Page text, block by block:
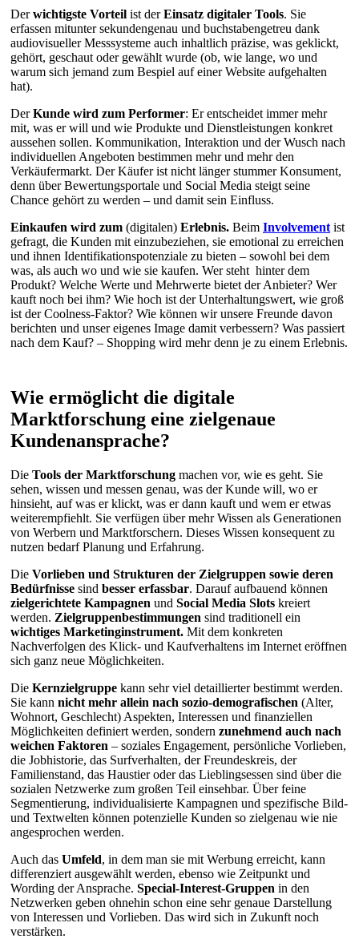
Derwichtigste Vorteil ist derEinsatz digitaler Tools. Sie
erfassen mitunter sekundengenau und buchstabengetreu dank
audiovisueller Messsysteme auch inhaltlich präzise, was geklickt,
gehört, geschaut oder gewählt wurde (ob, wie lange, wo und
warum sich jemand zum Bespiel auf einer Website aufgehalten
hat).
DerKunde wird zum Performer: Er entscheidet immer mehr
mit, was er will und wie Produkte und Dienstleistungen konkret
aussehen sollen. Kommunikation, Interaktion und der Wusch nach
individuellen Angeboten bestimmen mehr und mehr den
Verkäufermarkt. Der Käufer ist nicht länger stummer Konsument,
denn über Bewertungsportale und Social Media steigt seine
Chance gehört zu werden – und damit sein Einfluss.
Einkaufen wird zum (digitalen) Erlebnis. Beim Involvement ist
gefragt, die Kunden mit einzubeziehen, sie emotional zu erreichen
und ihnen Identifikationspotenziale zu bieten – sowohl bei dem
was, als auch wo und wie sie kaufen. Wer steht hinter dem
Produkt? Welche Werte und Mehrwerte bietet der Anbieter? Wer
kauft noch bei ihm? Wie hoch ist der Unterhaltungswert, wie groß
ist der Coolness-Faktor? Wie können wir unsere Freunde davon
berichten und unser eigenes Image damit verbessern? Was passiert
nach dem Kauf? – Shopping wird mehr denn je zu einem Erlebnis.
Wie ermöglicht die digitale
Marktforschung eine zielgenaue
Kundenansprache?
Die Tools der Marktforschung machen vor, wie es geht. Sie
sehen, wissen und messen genau, was der Kunde will, wo er
hinsieht, auf was er klickt, was er dann kauft und wem er etwas
weiterempfiehlt. Sie verfügen über mehr Wissen als Generationen
von Werbern und Marktforschern. Dieses Wissen konsequent zu
nutzen bedarf Planung und Erfahrung.
Die Vorlieben und Strukturen der Zielgruppen sowie deren
Bedürfnisse sind besser erfassbar. Darauf aufbauend können
zielgerichtete Kampagnen und Social Media Slots kreiert
werden. Zielgruppenbestimmungen sind traditionell ein
wichtiges Marketinginstrument. Mit dem konkreten
Nachverfolgen des Klick- und Kaufverhaltens im Internet eröffnen
sich ganz neue Möglichkeiten.
Die Kernzielgruppe kann sehr viel detaillierter bestimmt werden.
Sie kann nicht mehr allein nach sozio-demografischen (Alter,
Wohnort, Geschlecht) Aspekten, Interessen und finanziellen
Möglichkeiten definiert werden, sondern zunehmend auch nach
weichen Faktoren – soziales Engagement, persönliche Vorlieben,
die Jobhistorie, das Surfverhalten, der Freundeskreis, der
Familienstand, das Haustier oder das Lieblingsessen sind über die
sozialen Netzwerke zum großen Teil einsehbar. Über feine
Segmentierung, individualisierte Kampagnen und spezifische Bild-
und Textwelten können potenzielle Kunden so zielgenau wie nie
angesprochen werden.
Auch das Umfeld, in dem man sie mit Werbung erreicht, kann
differenziert ausgewählt werden, ebenso wie Zeitpunkt und
Wording der Ansprache. Special-Interest-Gruppen in den
Netzwerken geben ohnehin schon eine sehr genaue Darstellung
von Interessen und Vorlieben. Das wird sich in Zukunft noch
verstärken.